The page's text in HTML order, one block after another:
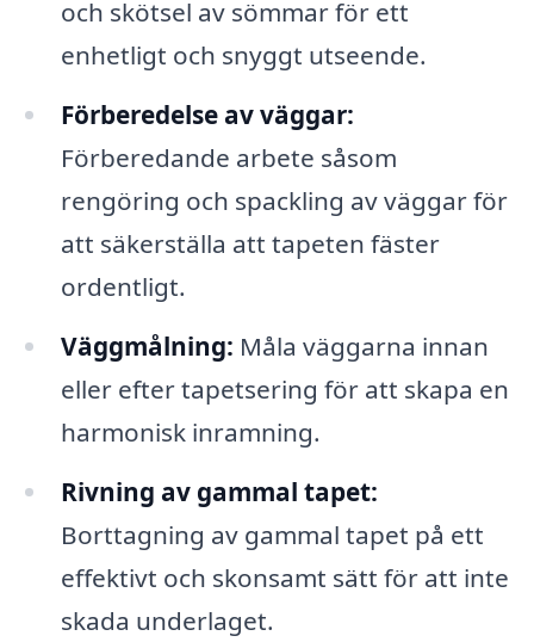
och skötsel av sömmar för ett
enhetligt och snyggt utseende.
Förberedelse av väggar:
Förberedande arbete såsom
rengöring och spackling av väggar för
att säkerställa att tapeten fäster
ordentligt.
Väggmålning: Måla väggarna innan
eller efter tapetsering för att skapa en
harmonisk inramning.
Rivning av gammal tapet:
Borttagning av gammal tapet på ett
effektivt och skonsamt sätt för att inte
skada underlaget.